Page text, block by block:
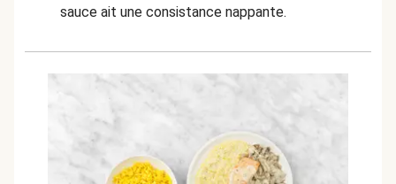
sauce ait une consistance nappante.